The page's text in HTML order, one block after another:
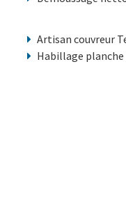
Artisan couvreur
Habillage planche